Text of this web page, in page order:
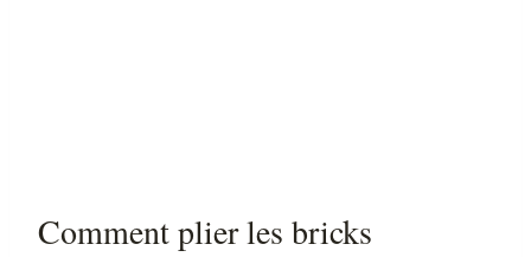
Comment plier les bricks